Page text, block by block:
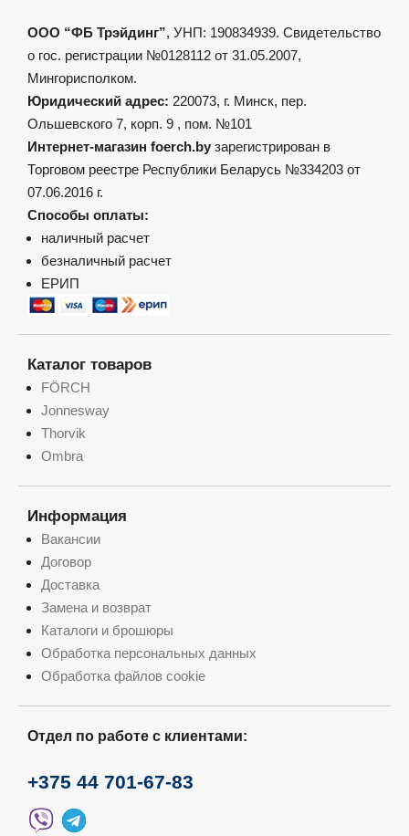
ООО “ФБ Трэйдинг”, УНП: 190834939. Свидетельство
о гос. регистрации №0128112 от 31.05.2007,
Мингорисполком.
Юридический адрес: 220073, г. Минск, пер.
Ольшевского 7, корп. 9 , пом. №101
Интернет-магазин foerch.by зарегистрирован в
Торговом реестре Республики Беларусь №334203 от
07.06.2016 г.
Способы оплаты:
наличный расчет
безналичный расчет
ЕРИП
Каталог товаров
FÖRCH
Jonnesway
Thorvik
Ombra
Информация
Вакансии
Договор
Доставка
Замена и возврат
Каталоги и брошюры
Обработка персональных данных
Обработка файлов cookie
Отдел по работе с клиентами:
+375 44 701-67-83